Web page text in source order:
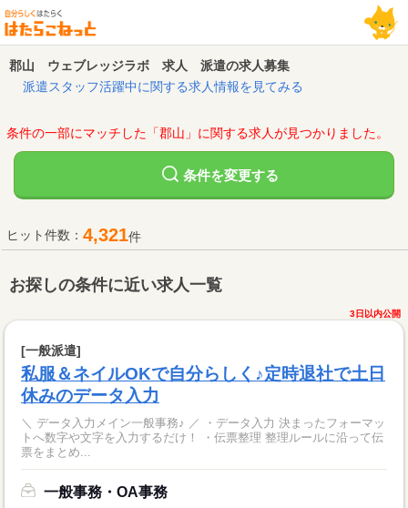
郡山 ウェブレッジラボ 求人 派遣の求人募集
派遣スタッフ活躍中に関する求人情報を見てみる
条件の一部にマッチした「郡山」に関する求人が見つかりました。
条件を変更する
ヒット件数： 4,321件
お探しの条件に近い求人一覧
3日以内公開
[一般派遣]
私服＆ネイルOKで自分らしく♪定時退社で土日
休みのデータ入力
＼ データ入力メイン一般事務♪ ／ ・データ入力 決まったフォーマッ
トへ数字や文字を入力するだけ！ ・伝票整理 整理ルールに沿って伝
票をまとめ...
一般事務・OA事務